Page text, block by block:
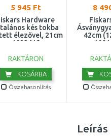
5 945 Ft
Hardware
kés tokba
élezővel, 21cm
1023618
RAKTÁRON
KOSÁRBA
Összehasonlítás
8
42cm
Leírás